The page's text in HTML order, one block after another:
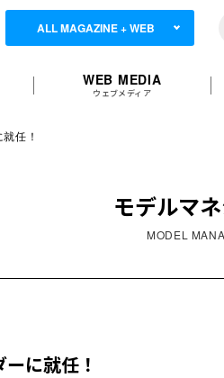
ALL MAGAZINE + WEB
WEB MEDIA
ウェブメディア
任！
モデルマ
MODEL
に就任！